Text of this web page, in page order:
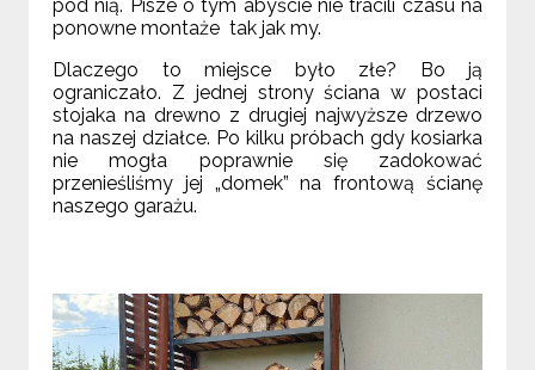
pod nią. Pisze o tym abyście nie tracili czasu na
ponowne montaże tak jak my.
Dlaczego to miejsce było złe? Bo ją
ograniczało. Z jednej strony ściana w postaci
stojaka na drewno z drugiej najwyższe drzewo
na naszej działce. Po kilku próbach gdy kosiarka
nie mogła poprawnie się zadokować
przenieśliśmy jej „domek” na frontową ścianę
naszego garażu.